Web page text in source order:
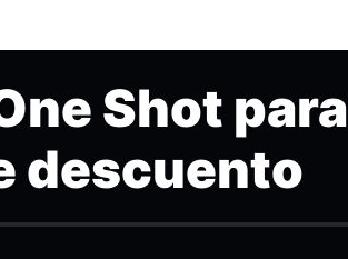
Shot para
descuento